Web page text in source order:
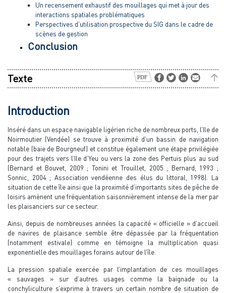
Un recensement exhaustif des mouillages qui met à jour des
interactions spatiales problématiques
Perspectives d’utilisation prospective du SIG dans le cadre de
scènes de gestion
Conclusion
Texte
Introduction
Inséré dans un espace navigable ligérien riche de nombreux ports, l’Ile de
Noirmoutier (Vendée) se trouve à proximité d’un bassin de navigation
notable (baie de Bourgneuf) et constitue également une étape privilégiée
pour des trajets vers l’Ile d’Yeu ou vers la zone des Pertuis plus au sud
(Bernard et Bouvet, 2009 ; Tonini et Trouillet, 2005 ; Bernard, 1993 ;
Sonnic, 2004 ; Association vendéenne des élus du littoral, 1998). La
situation de cette île ainsi que la proximité d’importants sites de pêche de
loisirs amènent une fréquentation saisonnièrement intense de la mer par
les plaisanciers sur ce secteur.
Ainsi, depuis de nombreuses années la capacité « officielle » d’accueil
de navires de plaisance semble être dépassée par la fréquentation
(notamment estivale) comme en témoigne la multiplication quasi
exponentielle des mouillages forains autour de l’île.
La pression spatiale exercée par l’implantation de ces mouillages
« sauvages » sur d’autres usages comme la baignade ou la
conchyliculture s’exprime à travers un certain nombre de situation de